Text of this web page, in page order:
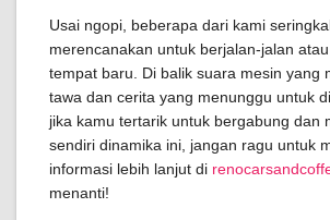
Usai ngopi, beberapa dari kami
merencanakan untuk berjalan-jalan
tempat baru. Di balik suara mesin yang
tawa dan cerita yang menunggu untuk
jika kamu tertarik untuk bergabung dan
sendiri dinamika ini, jangan ragu untuk
informasi lebih lanjut di
menanti!